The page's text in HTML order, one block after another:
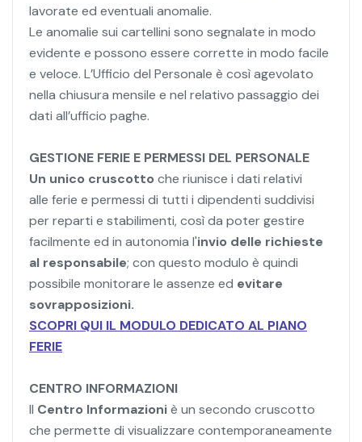
lavorate ed eventuali anomalie.
Le anomalie sui cartellini sono segnalate in modo
evidente e possono essere corrette in modo facile
e veloce. L’Ufficio del Personale è così agevolato
nella chiusura mensile e nel relativo passaggio dei
dati all’ufficio paghe.
GESTIONE FERIE E PERMESSI DEL PERSONALE
Un unico cruscotto che riunisce i dati relativi
alle ferie e permessi di tutti i dipendenti suddivisi
per reparti e stabilimenti, così da poter gestire
facilmente ed in autonomia l'invio delle richieste
al responsabile; con questo modulo è quindi
possibile monitorare le assenze ed evitare
sovrapposizioni.
SCOPRI QUI IL MODULO DEDICATO AL PIANO
FERIE
CENTRO INFORMAZIONI
Il Centro Informazioniè un secondo cruscotto
che permette di visualizzare contemporaneamente